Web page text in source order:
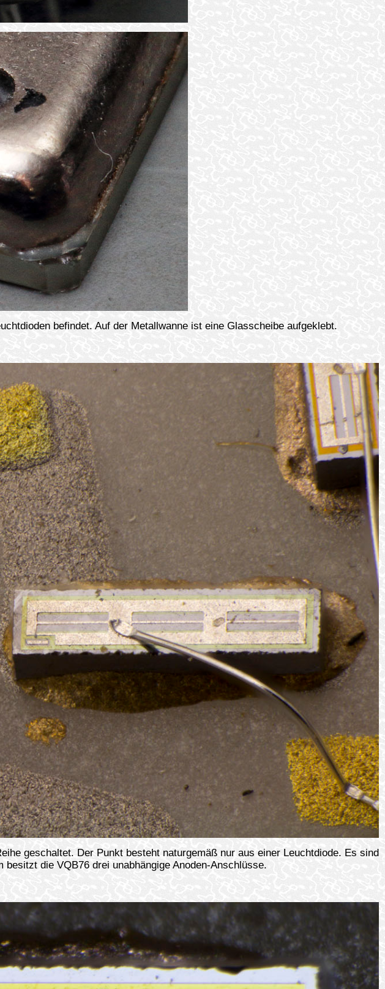
befindet. Auf der Metallwanne ist eine Glasscheibe aufgeklebt.
geschaltet. Der Punkt besteht naturgemäß nur aus einer Leuchtdiode. Es sind
die VQB76 drei unabhängige Anoden-Anschlüsse.